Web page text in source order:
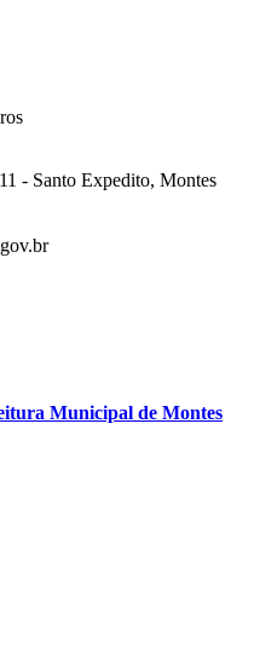
- Santo Expedito, Montes
Municipal de Montes